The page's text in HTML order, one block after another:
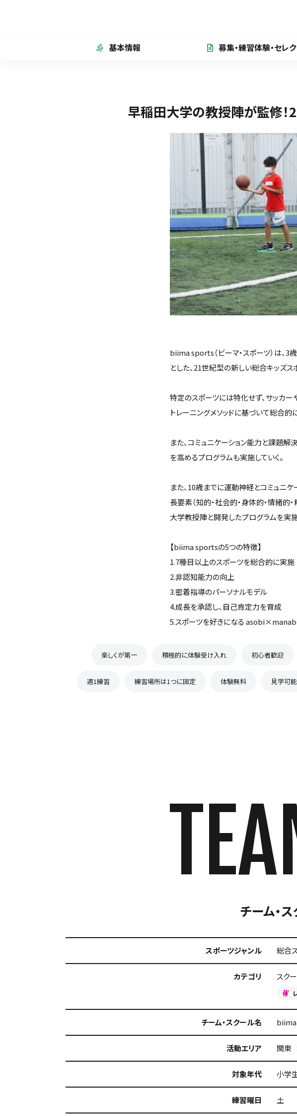
基本情報 募集・練習体験・セレ
早稲田大学の教授陣が監修
biima sports（ビーマ・スポーツ）は、
とした、21世紀型の新しい総合キッズス
特定のスポーツには特化せず、サッカー
トレーニングメソッドに基づいて総合的
また、コミュニケーション能力と課題
を高めるプログラムも実施していく。
また、10歳までに運動神経とコミュニ
長要素（知的・社会的・身体的・情緒的
大学教授陣と開発したプログラムを実施
【biima sportsの5つの特徴】
1.7種目以上のスポーツを総合的に実施
2.非認知能力の向上
3.密着指導のパーソナルモデル
4.成長を承認し、自己肯定力を育成
5.スポーツを好きになる
楽しくが第一 積極的に体験受け入れ 初心者歓迎
週1練習 練習場所は1つに固定 体験無料 見学可能
チーム・
スポーツジャンル 総合
カテゴリ スク
チーム・スクール名 biima
活動エリア 関東
対象年代 小学
練習曜日 土